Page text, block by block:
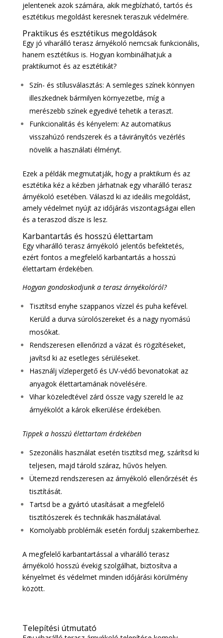
jelentenek azok számára, akik megbízható, tartós és
esztétikus megoldást keresnek teraszuk védelmére.
Praktikus és esztétikus megoldások
Egy jó viharálló terasz árnyékoló nemcsak funkcionális,
hanem esztétikus is. Hogyan kombinálhatjuk a
praktikumot és az esztétikát?
Szín- és stílusválasztás: A semleges színek könnyen
illeszkednek bármilyen környezetbe, míg a
merészebb színek egyedivé tehetik a teraszt.
Funkcionalitás és kényelem: Az automatikus
visszahúzó rendszerek és a távirányítós vezérlés
növelik a használati élményt.
Ezek a példák megmutatják, hogy a praktikum és az
esztétika kéz a kézben járhatnak egy viharálló terasz
árnyékoló esetében. Válaszd ki az ideális megoldást,
amely védelmet nyújt az időjárás viszontagságai ellen
és a teraszod dísze is lesz.
Karbantartás és hosszú élettartam
Egy viharálló terasz árnyékoló jelentős befektetés,
ezért fontos a megfelelő karbantartás a hosszú
élettartam érdekében.
Hogyan gondoskodjunk a terasz árnyékolóról?
Tisztítsd enyhe szappanos vízzel és puha kefével.
Kerüld a durva súrolószereket és a nagy nyomású
mosókat.
Rendszeresen ellenőrizd a vázat és rögzítéseket,
javítsd ki az esetleges sérüléseket.
Használj vízlepergető és UV-védő bevonatokat az
anyagok élettartamának növelésére.
Vihar közeledtével zárd össze vagy szereld le az
árnyékolót a károk elkerülése érdekében.
Tippek a hosszú élettartam érdekében
Szezonális használat esetén tisztítsd meg, szárítsd ki
teljesen, majd tárold száraz, hűvös helyen.
Ütemezd rendszeresen az árnyékoló ellenőrzését és
tisztítását.
Tartsd be a gyártó utasításait a megfelelő
tisztítószerek és technikák használatával.
Komolyabb problémák esetén fordulj szakemberhez.
A megfelelő karbantartással a viharálló terasz
árnyékoló hosszú évekig szolgálhat, biztosítva a
kényelmet és védelmet minden időjárási körülmény
között.
Telepítési útmutató